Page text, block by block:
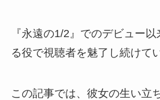
『永遠の1/2』でのデビュー
る役で視聴者を魅了し続けて
この記事では、彼女の生い立